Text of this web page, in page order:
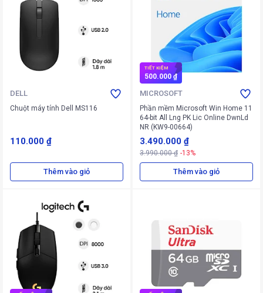
DELL
Chuột máy tính Dell MS116
110.000 ₫
Thêm vào giỏ
TIẾT KIỆM
500.000 ₫
MICROSOFT
Phần mềm Microsoft Win Home 11
64-bit All Lng PK Lic Online DwnLd
NR (KW9-00664)
3.490.000 ₫
3.990.000 ₫ -13%
Thêm vào giỏ